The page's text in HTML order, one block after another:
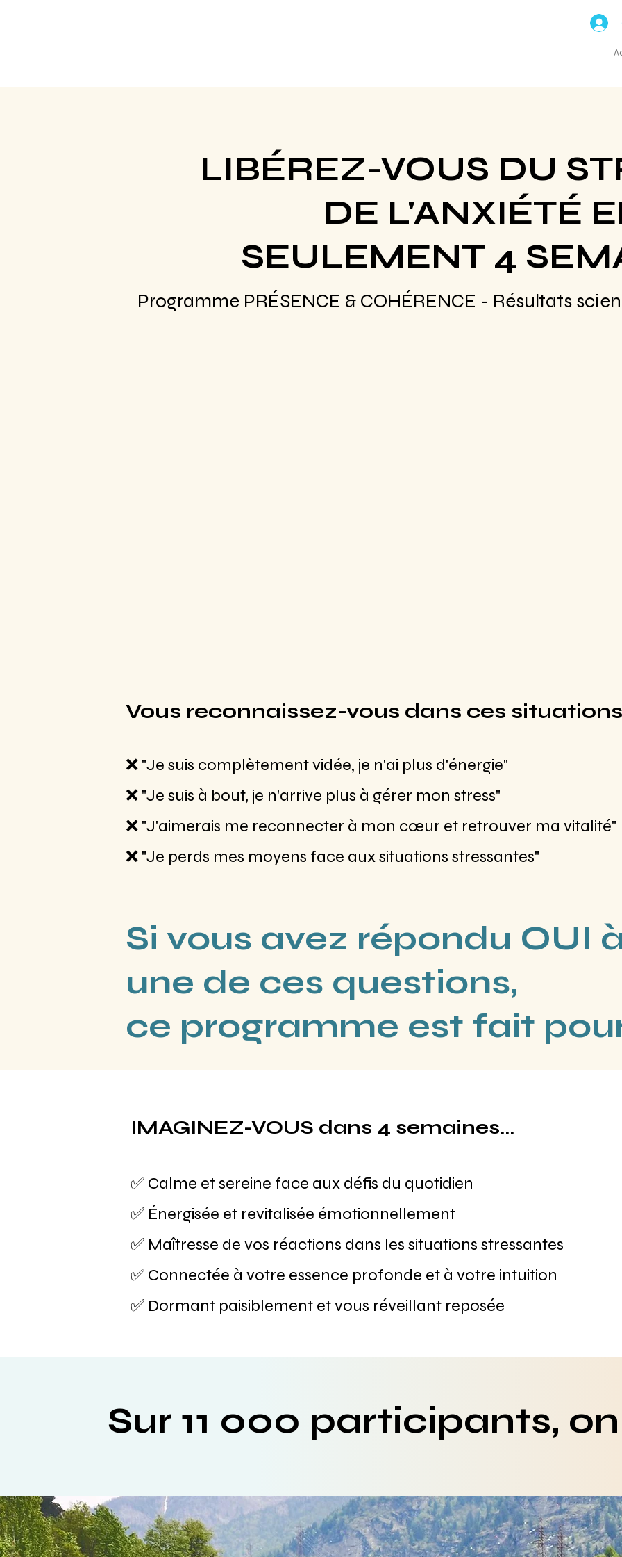
LIBÉREZ-VOUS DU
DE L'ANXIÉTÉ
SEULEMENT 4
Programme PRÉSENCE & COHÉRENCE - Résultats
Vous reconnaissez-vous dans ces
❌ "Je suis complètement vidée, je n'ai plus d'énergie"
❌ "Je suis à bout, je n'arrive plus à gérer mon stress"
❌ "J'aimerais me reconnecter à mon cœur et retrouver ma vitalité"
❌ "Je perds mes moyens face aux situations stressantes"
Si vous avez répondu OUI
une de ces questions,
ce programme est fait
IMAGINEZ-VOUS dans 4 semaines...
✅ Calme et sereine face aux défis du quotidien
✅ Énergisée et revitalisée émotionnellement
✅ Maîtresse de vos réactions dans les situations stressantes
✅ Connectée à votre essence profonde et à votre intuition
✅ Dormant paisiblement et vous réveillant reposée
Sur 11 000 participants,